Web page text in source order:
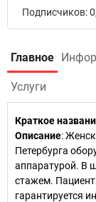
Подписчиков:
Главное
Услуги
Краткое
Описание:
Петербурга
аппаратурой. В
стажем.
гарантируется